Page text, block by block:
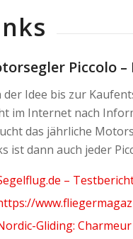
Piccolo –
der Idee bis zur
im Internet nach
das jährliche
ist dann auch jeder
–
Gliding: